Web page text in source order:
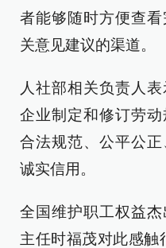
者能够随时方便查
关意见建议的渠道。
人社部相关负责人
企业制定和修订劳
合法规范、公平公正
诚实信用。
全国维护职工权益
主任时福茂对此感触